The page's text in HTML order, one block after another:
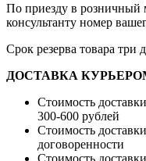
По приезду в розничный
консультанту номер
Срок резерва товара три
ДОСТАВКА
Стоимость
300-600 рублей
Стоимость
договоренности
Стоимость